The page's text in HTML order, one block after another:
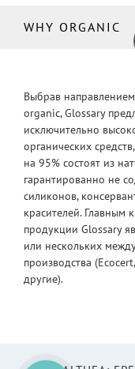
WHY ORGANIC
Выбрав
organic, Glossary
исключительно
органических
на 95% состоят из
гарантированно не
силиконов,
красителей. Главным
продукции Glossary
или нескольких
производства
другие).